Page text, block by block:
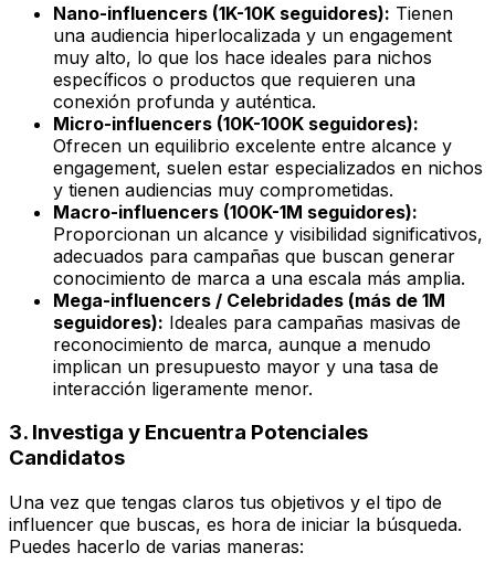
Nano-influencers (1K-10K seguidores): Tienen
una audiencia hiperlocalizada y un engagement
muy alto, lo que los hace ideales para nichos
específicos o productos que requieren una
conexión profunda y auténtica.
Micro-influencers (10K-100K seguidores):
Ofrecen un equilibrio excelente entre alcance y
engagement, suelen estar especializados en nichos
y tienen audiencias muy comprometidas.
Macro-influencers (100K-1M seguidores):
Proporcionan un alcance y visibilidad significativos,
adecuados para campañas que buscan generar
conocimiento de marca a una escala más amplia.
Mega-influencers / Celebridades (más de 1M
seguidores): Ideales para campañas masivas de
reconocimiento de marca, aunque a menudo
implican un presupuesto mayor y una tasa de
interacción ligeramente menor.
3. Investiga y Encuentra Potenciales
Candidatos
Una vez que tengas claros tus objetivos y el tipo de
influencer que buscas, es hora de iniciar la búsqueda.
Puedes hacerlo de varias maneras: